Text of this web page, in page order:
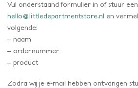
Vul onderstaand formulier in of stuur
hello@littledepartmentstore.nl en
volgende:
– naam
– ordernummer
– product
Zodra wij je e-mail hebben ontvangen